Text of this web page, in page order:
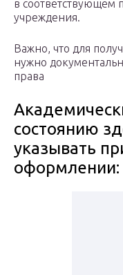
в соответствующем
учреждения.
Важно, что для
нужно
права
состоянию
указывать
оформлении: